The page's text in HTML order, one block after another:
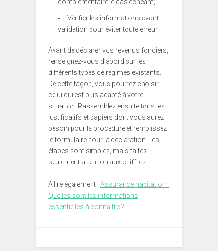
complémentaire le cas échéant)
Vérifier les informations avant
validation pour éviter toute erreur
Avant de déclarer vos revenus fonciers,
renseignez-vous d’abord sur les
différents types de régimes existants.
De cette façon, vous pourrez choisir
celui qui est plus adapté à votre
situation. Rassemblez ensuite tous les
justificatifs et papiers dont vous aurez
besoin pour la procédure et remplissez
le formulaire pour la déclaration. Les
étapes sont simples, mais faites
seulement attention aux chiffres.
A lire également : Assurance habitation :
Quelles sont les informations
essentielles à connaitre ?